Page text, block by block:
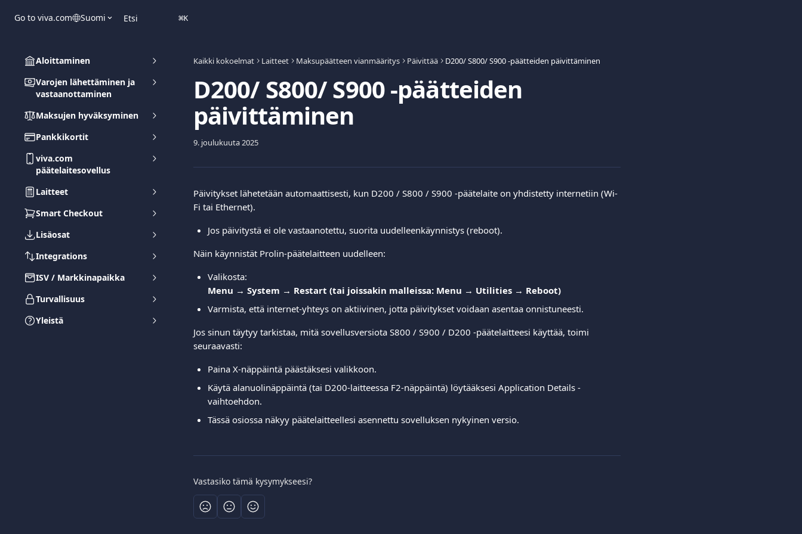
Go to viva.com Suomi Etsi ⌘K
Aloittaminen
Varojen lähettäminen ja
vastaanottaminen
Maksujen hyväksyminen
Pankkikortit
viva.com
päätelaitesovellus
Laitteet
Smart Checkout
Lisäosat
Integrations
ISV / Markkinapaikka
Turvallisuus
Yleistä
Kaikki kokoelmat Laitteet Maksupäätteen vianmääritys Päivittää D200/ S800/ S900 -päätteiden päivittäminen
D200/ S800/ S900 -päätteiden
päivittäminen
9. joulukuuta 2025
Päivitykset lähetetään automaattisesti, kun D200 / S800 / S900 -päätelaite on yhdistetty internetiin (Wi-
Fi tai Ethernet).
Jos päivitystä ei ole vastaanotettu, suorita uudelleenkäynnistys (reboot).
Näin käynnistät Prolin-päätelaitteen uudelleen:
Valikosta:
Menu → System → Restart (tai joissakin malleissa: Menu → Utilities → Reboot)
Varmista, että internet-yhteys on aktiivinen, jotta päivitykset voidaan asentaa onnistuneesti.
Jos sinun täytyy tarkistaa, mitä sovellusversiota S800 / S900 / D200 -päätelaitteesi käyttää, toimi
seuraavasti:
Paina X-näppäintä päästäksesi valikkoon.
Käytä alanuolinäppäintä (tai D200-laitteessa F2-näppäintä) löytääksesi Application Details -
vaihtoehdon.
Tässä osiossa näkyy päätelaitteellesi asennettu sovelluksen nykyinen versio.
Vastasiko tämä kysymykseesi?